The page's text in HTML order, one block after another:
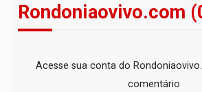
Rondoniaovivo.com
Acesse sua conta do
comentário